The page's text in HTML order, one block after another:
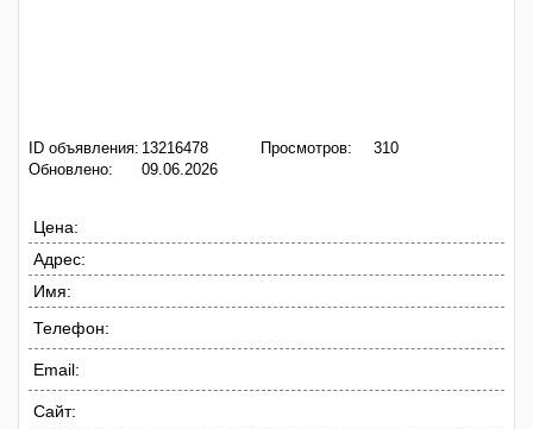
ID объявления: 13216478
Обновлено:
09.06.2026
Просмотров: 310
Цена:
Адрес:
Имя:
Телефон:
Email:
Сайт: